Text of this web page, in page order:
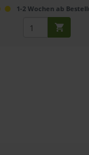
1-2 Wochen ab